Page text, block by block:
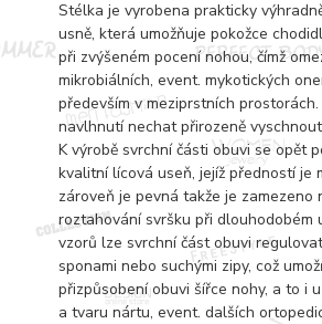
Stélka je vyrobena prakticky
usně, která umožňuje pokožce
při zvýšeném pocení nohou, čímž
mikrobiálních, event. mykotických
především v meziprstních
navlhnutí nechat přirozeně
K výrobě svrchní části obuvi se opět
kvalitní lícová useň, jejíž předností je
zároveň je pevná takže je zamezeno
roztahování svršku při dlouhodobém
vzorů lze svrchní část obuvi
sponami nebo suchými zipy, což
přizpůsobení obuvi šířce nohy, a to i
a tvaru nártu, event. dalších